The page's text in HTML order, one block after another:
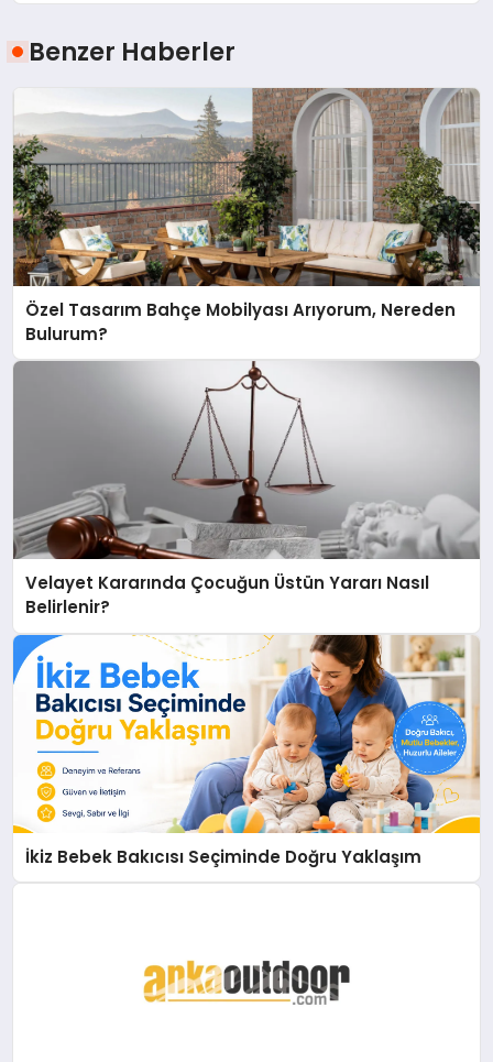
Benzer Haberler
Özel Tasarım Bahçe Mobilyası Arıyorum, Nereden
Bulurum?
Velayet Kararında Çocuğun Üstün Yararı Nasıl
Belirlenir?
İkiz Bebek Bakıcısı Seçiminde Doğru Yaklaşım